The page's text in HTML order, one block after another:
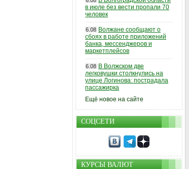
в июле без вести пропали 70
человек
6.08 Волжане сообщают о
сбоях в работе приложений
банка, мессенджеров и
маркетплейсов
6.08 В Волжском две
легковушки столкнулись на
улице Логинова: пострадала
пассажирка
Ещё новое на сайте
СОЦСЕТИ
КУРСЫ ВАЛЮТ